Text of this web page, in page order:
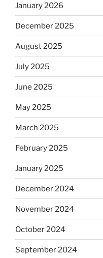
January 2026
December 2025
August 2025
July 2025
June 2025
May 2025
March 2025
February 2025
January 2025
December 2024
November 2024
October 2024
September 2024